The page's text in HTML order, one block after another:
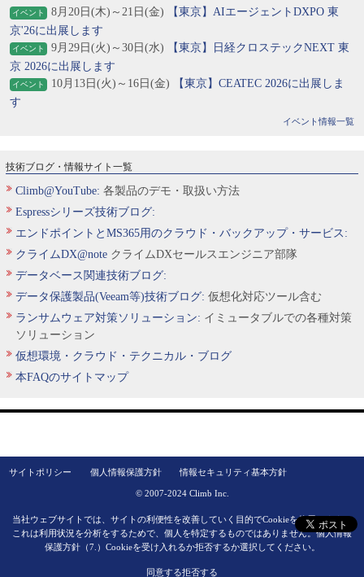
イベント 8月20日(木)～21日(金)
【東京】AIエージェントDXPO 東
京'26に出展します
イベント 9月29日(火)～30日(水)
【東京】日経クロステックNEXT 東
京 2026に出展します
イベント 10月13日(火)～16日(金)
【東京】CEATEC 2026に出展しま
す
イベント情報一覧
技術ブログ・情報サイト一覧
Climb@YouTube: 各製品のデモ・取扱い方法
Espressシリーズ技術ブログ:
エンドポイントとMS365用のクラウド・バックアップ・サービス:
クライムDX@note クライムDXセールスエンジニア部隊
データベース関連技術ブログ:
データ保護製品(Veeam等)技術ブログ: 仮想化対応ツール含む
ランサムウェア対策ソリューション: イミュータブルでの各種対策
ソリューション
仮想環境・クラウド・テクニカル・ブログ
本FAQのサイトマップ
サイトポリシー 個人情報保護方針 情報セキュリティ基本方針
© 2007-2024 Climb Inc.
当社ウェブサイトでは、サイトの利便性を改善していく目的でCookieを使用します。
これは利用状況を分析をするためで、個人を特定するものではありません。個人情報
保護方針（7.） Cookieを受け入れるか拒否するか選択してください。
同意する拒否する